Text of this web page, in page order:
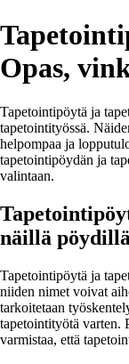
Opas,
Tapetointipöytä ja
tapetointityössä.
helpompaa ja
tapetointipöydän ja
valintaan.
näillä
Tapetointipöytä ja
niiden nimet voivat
tarkoitetaan
tapetointityötä varten.
varmistaa, että